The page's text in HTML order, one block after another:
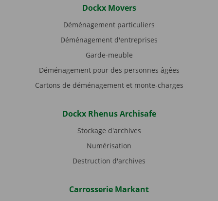
Dockx Movers
Déménagement particuliers
Déménagement d'entreprises
Garde-meuble
Déménagement pour des personnes âgées
Cartons de déménagement et monte-charges
Dockx Rhenus Archisafe
Stockage d'archives
Numérisation
Destruction d'archives
Carrosserie Markant